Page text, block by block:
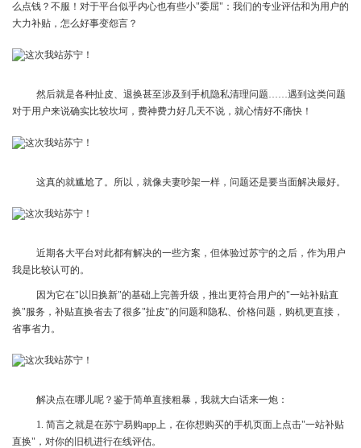
么点钱？不服！对于平台似乎内心也有些小"委屈"：我们的专业评估和为用户的
大力补贴，怎么好事变怨言？
然后就是各种扯皮、退换甚至涉及到手机隐私清理问题……遇到这类问题
对于用户来说确实比较坎坷，费神费力好几天不说，就心情好不痛快！
这真的就尴尬了。所以，就像夫妻吵架一样，问题还是要当面解决最好。
近期各大平台对此都有解决的一些方案，但体验过苏宁的之后，作为用户
我是比较认可的。
因为它在"以旧换新"的基础上完善升级，推出更符合用户的"一站补贴直
换"服务，补贴直换省去了很多"扯皮"的问题和隐私、价格问题，购机更直接，
省事省力。
解决点在哪儿呢？鉴于简单直接粗暴，我就大白话来一炮：
1. 简言之就是在苏宁易购app上，在你想购买的手机页面上点击"一站补贴
直换"，对你的旧机进行在线评估。